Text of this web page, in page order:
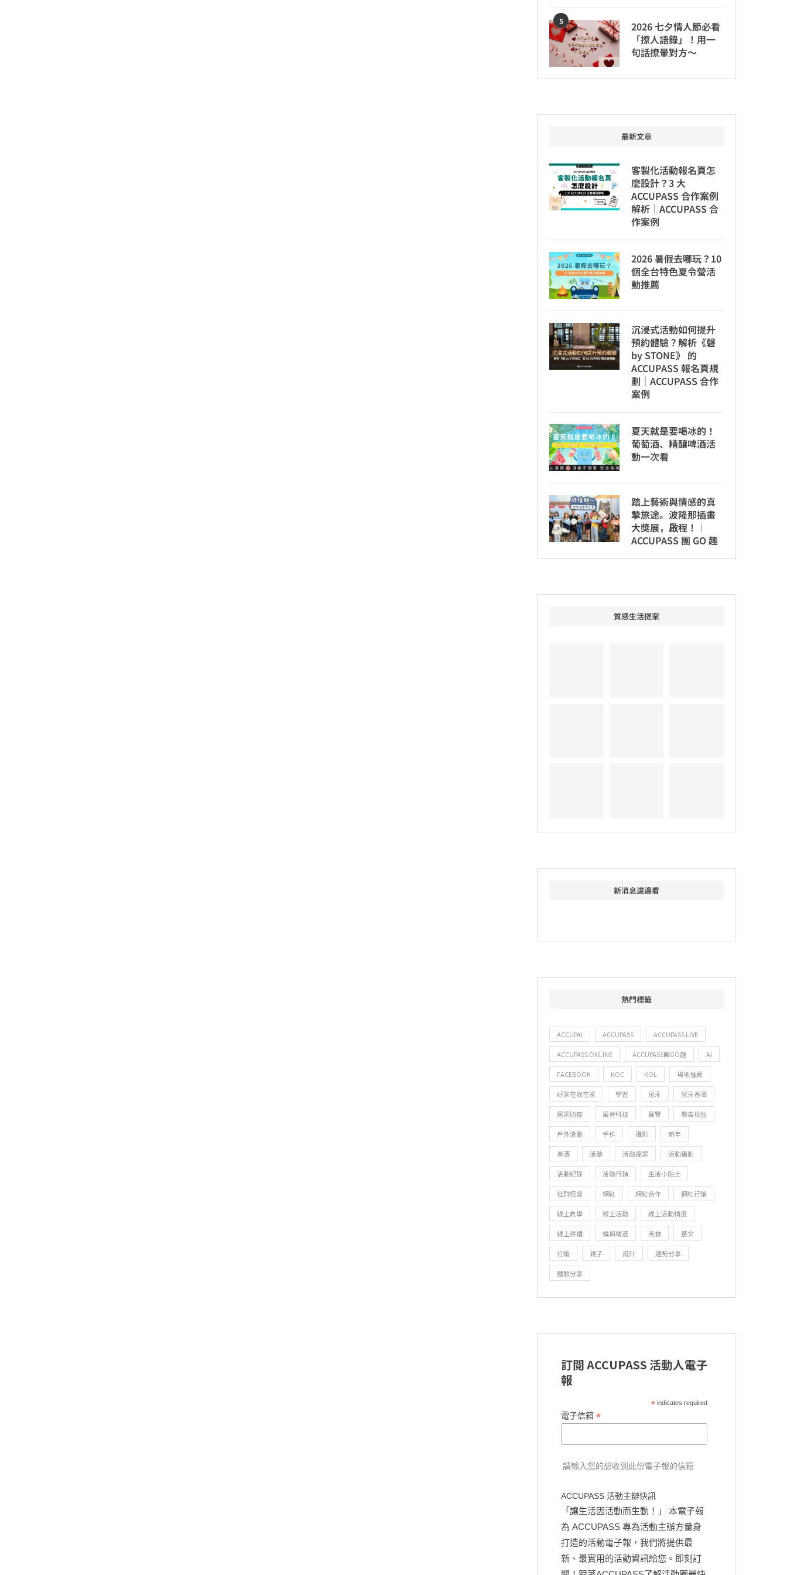
5
2026 七夕情人節必看
「撩人語錄」！用一
句話撩暈對方～
最新文章
客製化活動報名頁怎
麼設計？3 大
ACCUPASS 合作案例
解析｜ACCUPASS 合
作案例
2026 暑假去哪玩？10
個全台特色夏令營活
動推薦
沉浸式活動如何提升
預約體驗？解析《磬
by STONE》 的
ACCUPASS 報名頁規
劃｜ACCUPASS 合作
案例
夏天就是要喝冰的！
葡萄酒、精釀啤酒活
動一次看
踏上藝術與情感的真
摯旅途。波隆那插畫
大獎展，啟程！│
ACCUPASS 團 GO 趣
質感生活提案
新消息這邊看
熱門標籤
ACCUPAI ACCUPASS ACCUPASS LIVE
ACCUPASS ONLINE ACCUPASS團GO趣 AI
FACEBOOK KOC KOL 場地推薦
好家在我在家 學習 尾牙 尾牙春酒
居家防疫 展會科技 展覽 廣告投放
戶外活動 手作 攝影 新年
春酒 活動 活動提案 活動攝影
活動紀錄 活動行銷 生活小貼士
社群經營 網紅 網紅合作 網紅行銷
線上教學 線上活動 線上活動精選
線上直播 編輯精選 美食 藝文
行銷 親子 設計 趨勢分享
體驗分享
訂閱 ACCUPASS 活動人電子
報
*indicates required
電子信箱 *
請輸入您的想收到此份電子報的信箱
ACCUPASS 活動主辦快訊
「讓生活因活動而生動！」 本電子報
為 ACCUPASS 專為活動主辦方量身
打造的活動電子報，我們將提供最
新、最實用的活動資訊給您。即刻訂